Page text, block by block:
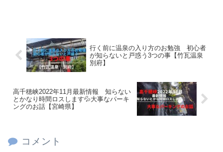
行く前に温泉の入り方のお勉強 初心者
が知らないと戸惑う3つの事【竹瓦温泉
別府】
高千穂峡2022年11月最新情報 知らない
とかなり時間ロスします💦大事なパーキ
ングのお話【宮崎県】
コメント